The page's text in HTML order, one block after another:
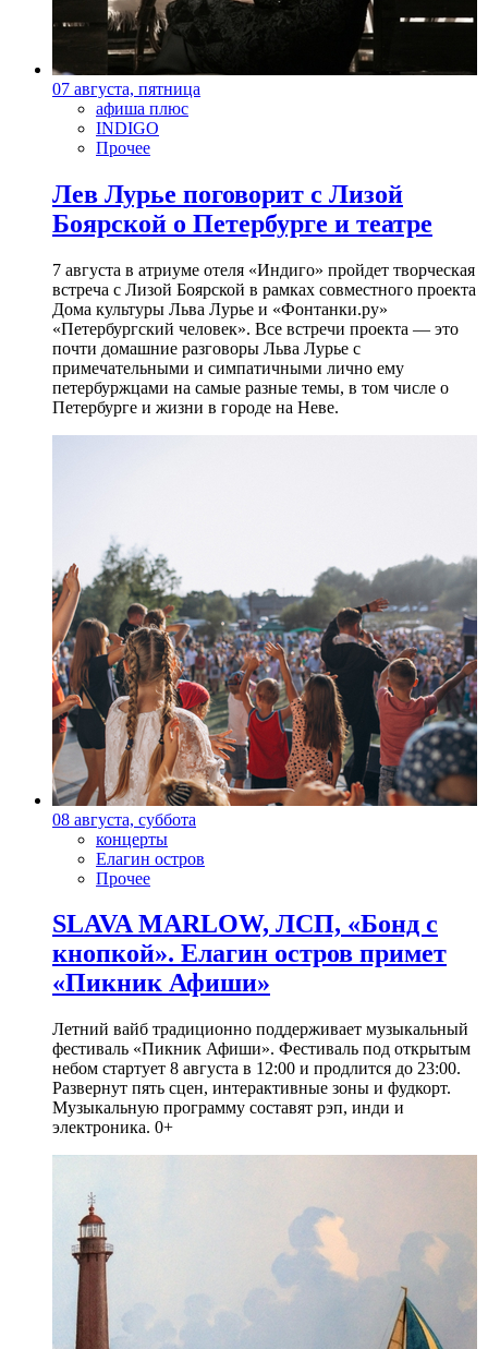
07 августа, пятница
афиша плюс
INDIGO
Прочее
Лев Лурье поговорит с Лизой
Боярской о Петербурге и театре
7 августа в атриуме отеля «Индиго» пройдет творческая
встреча с Лизой Боярской в рамках совместного проекта
Дома культуры Льва Лурье и «Фонтанки.ру»
«Петербургский человек». Все встречи проекта — это
почти домашние разговоры Льва Лурье с
примечательными и симпатичными лично ему
петербуржцами на самые разные темы, в том числе о
Петербурге и жизни в городе на Неве.
08 августа, суббота
концерты
Елагин остров
Прочее
SLAVA MARLOW, ЛСП, «Бонд с
кнопкой». Елагин остров примет
«Пикник Афиши»
Летний вайб традиционно поддерживает музыкальный
фестиваль «Пикник Афиши». Фестиваль под открытым
небом стартует 8 августа в 12:00 и продлится до 23:00.
Развернут пять сцен, интерактивные зоны и фудкорт.
Музыкальную программу составят рэп, инди и
электроника. 0+